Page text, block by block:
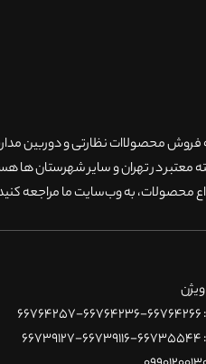
با ۲۰سال سابقه فروش محصولاات نظارتی
در تهران و سایر شهرستان ها
محصولات، به وب‌سایت ما مراجعه کنید